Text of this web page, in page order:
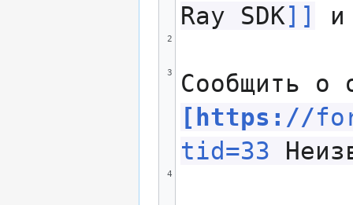
2
3
4
Ray SDK]] и
[ https://
tid=33